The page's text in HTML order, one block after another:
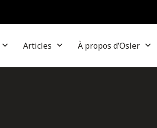
Articles À propos d’Osler